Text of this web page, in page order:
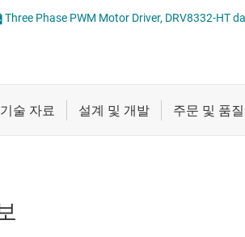
리 관리 IC
Three Phase PWM Motor Driver, DRV8332-HT